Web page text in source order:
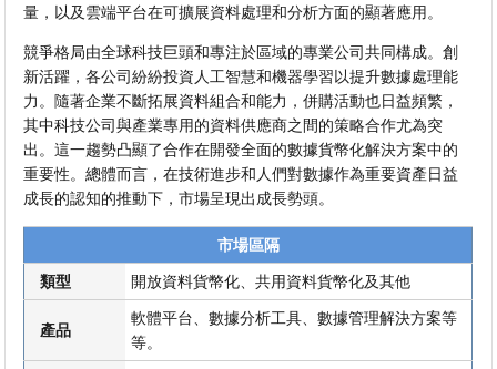
量，以及雲端平台在可擴展資料處理和分析方面的顯著應用。
競爭格局由全球科技巨頭和專注於區域的專業公司共同構成。創
新活躍，各公司紛紛投資人工智慧和機器學習以提升數據處理能
力。隨著企業不斷拓展資料組合和能力，併購活動也日益頻繁，
其中科技公司與產業專用的資料供應商之間的策略合作尤為突
出。這一趨勢凸顯了合作在開發全面的數據貨幣化解決方案中的
重要性。總體而言，在技術進步和人們對數據作為重要資產日益
成長的認知的推動下，市場呈現出成長勢頭。
市場區隔
類型 開放資料貨幣化、共用資料貨幣化及其他
產品
軟體平台、數據分析工具、數據管理解決方案等
等。